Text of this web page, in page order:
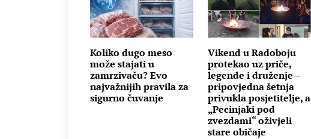
Koliko dugo meso
može stajati u
zamrzivaču? Evo
najvažnijih pravila za
sigurno čuvanje
Vikend u Radoboju
protekao uz priče,
legende i druženje –
pripovjedna šetnja
privukla posjetitelje, a
„Pecinjaki pod
zvezdami“ oživjeli
stare običaje